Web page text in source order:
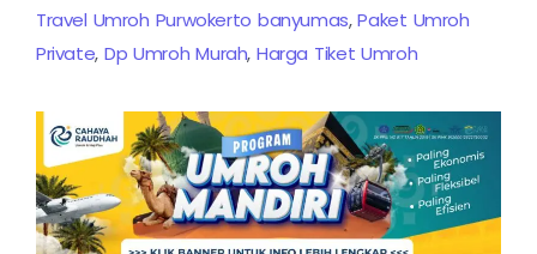
Travel Umroh Purwokerto banyumas,Paket Umroh
Private, Dp Umroh Murah,Harga Tiket Umroh